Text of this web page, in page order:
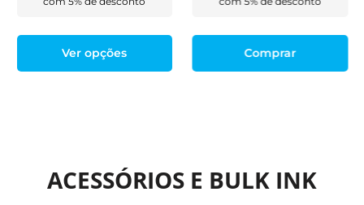
Ver opções Comprar
ACESSÓRIOS E BULK INK